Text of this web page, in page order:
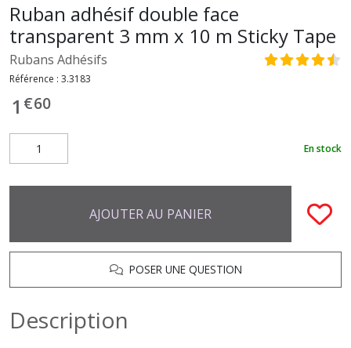
Ruban adhésif double face
transparent 3 mm x 10 m Sticky Tape
Rubans Adhésifs
Référence : 3.3183
1 €60
En stock
AJOUTER AU PANIER
POSER UNE QUESTION
Description